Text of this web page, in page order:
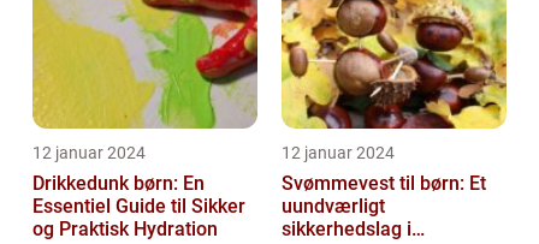
12 januar 2024
Drikkedunk børn: En
Essentiel Guide til Sikker
og Praktisk Hydration
12 januar 2024
Svømmevest til børn: Et
uundværligt
sikkerhedslag i